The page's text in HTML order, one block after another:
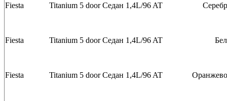
Fiesta Titanium 5 doorСедан 1,4L/96 AT
Fiesta Titanium 5 doorСедан 1,4L/96 AT
Fiesta Titanium 5 doorСедан 1,4L/96 AT